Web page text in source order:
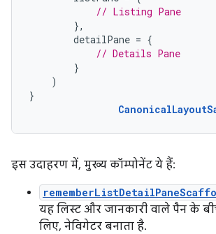
// Listing Pane
},
detailPane = {
// Details Pane
}
)
}
इस उदाहरण में, मुख्य कॉम्पोनेंट ये हैं:
यह लिस्ट और जानकारी वाले पैन के
लिए, नेविगेटर बनाता है.